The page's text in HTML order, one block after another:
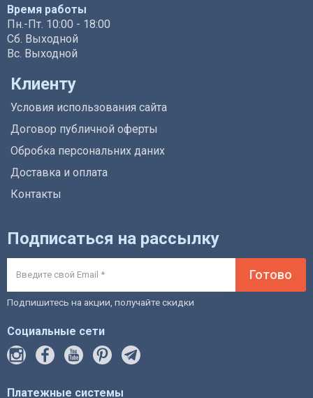
Время работы
Пн.-Пт. 10:00 - 18:00
Сб. Выходной
Вс. Выходной
Клиенту
Условия использования сайта
Договор публичной оферты
Обробка персональних даних
Доставка и оплата
Контакты
Подписаться на рассылку
Готово
Подпишитесь на акции, получайте скидки
Социальные сети
Платежные системы